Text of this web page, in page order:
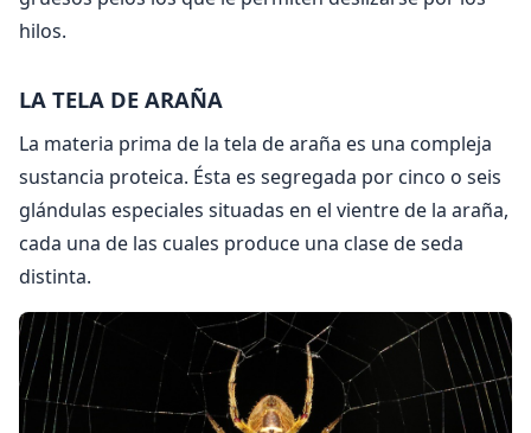
hilos.
LA TELA DE ARAÑA
La materia prima de la tela de araña es una compleja
sustancia proteica. Ésta es segregada por cinco o seis
glándulas especiales situadas en el vientre de la araña,
cada una de las cuales produce una clase de seda
distinta.